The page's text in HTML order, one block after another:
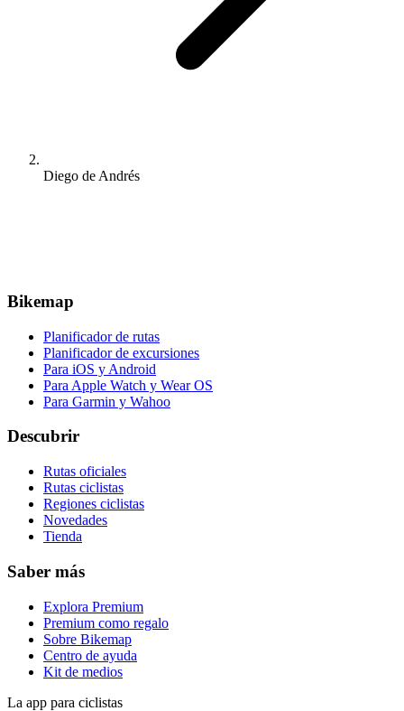
Diego de Andrés
Bikemap
Planificador de rutas
Planificador de excursiones
Para iOS y Android
Para Apple Watch y Wear OS
Para Garmin y Wahoo
Descubrir
Rutas oficiales
Rutas ciclistas
Regiones ciclistas
Novedades
Tienda
Saber más
Explora Premium
Premium como regalo
Sobre Bikemap
Centro de ayuda
Kit de medios
La app para ciclistas